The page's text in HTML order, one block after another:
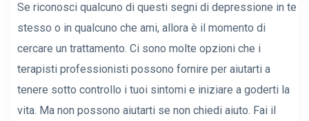
Se riconosci qualcuno di questi segni di depressione in te
stesso o in qualcuno che ami, allora è il momento di
cercare un trattamento. Ci sono molte opzioni che i
terapisti professionisti possono fornire per aiutarti a
tenere sotto controllo i tuoi sintomi e iniziare a goderti la
vita. Ma non possono aiutarti se non chiedi aiuto. Fai il